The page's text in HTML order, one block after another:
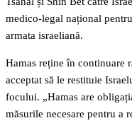
medico-legal național
armata israeliană.
Hamas reține în continuare
acceptat să le restituie
focului. „Hamas are
măsurile necesare pentru a